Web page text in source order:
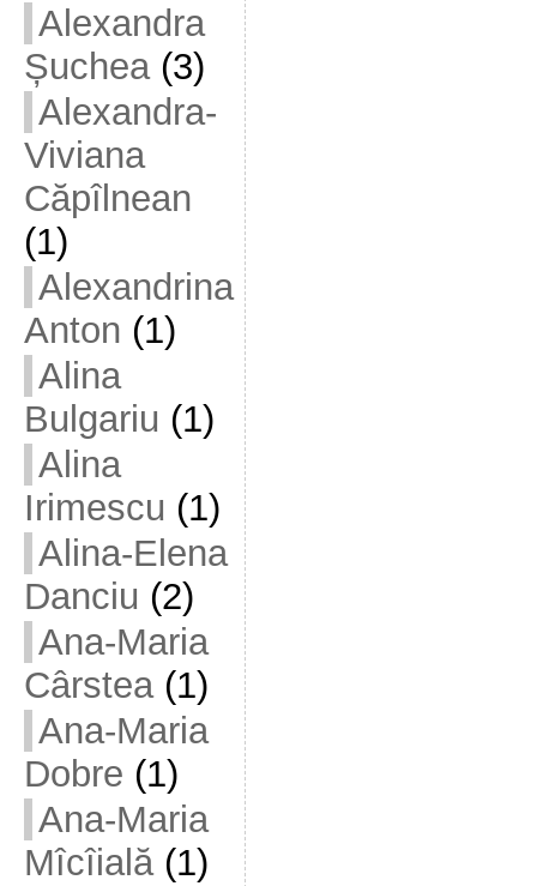
Alexandra
Șuchea(3)
Alexandra-
Viviana
Căpîlnean
(1)
Alexandrina
Anton (1)
Alina
Bulgariu (1)
Alina
Irimescu (1)
Alina-Elena
Danciu (2)
Ana-Maria
Cârstea(1)
Ana-Maria
Dobre (1)
Ana-Maria
Mîcîială(1)